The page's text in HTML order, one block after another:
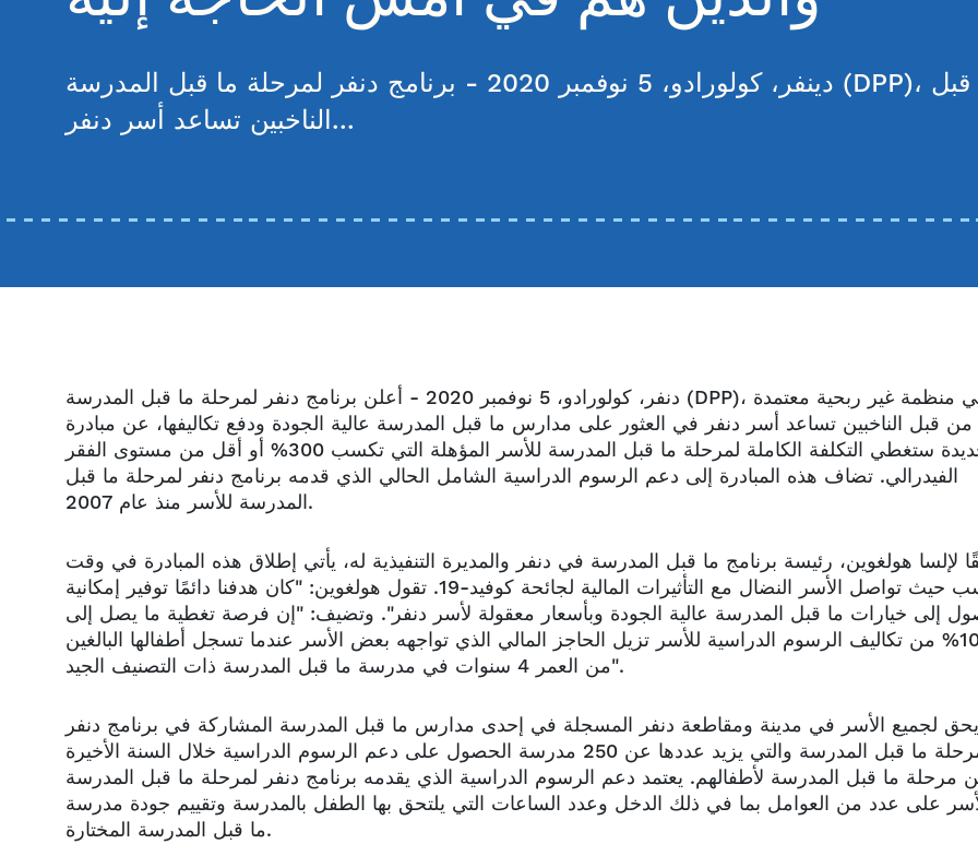
دينفر، كولورادو، 5 نوفمبر 2020 - برنامج دنفر لمرحلة ما قبل المدرسة (DPP)، وهي منظمة غير ربحية معتمدة من قبل
الناخبين تساعد أسر دنفر...
دنفر، كولورادو، 5 نوفمبر 2020 - أعلن برنامج دنفر لمرحلة ما قبل المدرسة (DPP)، وهي منظمة غير ربحية معتمدة
من قبل الناخبين تساعد أسر دنفر في العثور على مدارس ما قبل المدرسة عالية الجودة ودفع تكاليفها، عن مبادرة
جديدة ستغطي التكلفة الكاملة لمرحلة ما قبل المدرسة للأسر المؤهلة التي تكسب 300% أو أقل من مستوى الفقر
الفيدرالي. تضاف هذه المبادرة إلى دعم الرسوم الدراسية الشامل الحالي الذي قدمه برنامج دنفر لمرحلة ما قبل
المدرسة للأسر منذ عام 2007.
لإلسا هولغوين، رئيسة برنامج ما قبل المدرسة في دنفر والمديرة التنفيذية له، يأتي إطلاق هذه المبادرة في وقت
مناسب حيث تواصل الأسر النضال مع التأثيرات المالية لجائحة كوفيد-19. تقول هولغوين: "كان هدفنا دائمًا توفير إمكانية
إلى خيارات ما قبل المدرسة عالية الجودة وبأسعار معقولة لأسر دنفر". وتضيف: "إن فرصة تغطية ما يصل إلى
100% من تكاليف الرسوم الدراسية للأسر تزيل الحاجز المالي الذي تواجهه بعض الأسر عندما تسجل أطفالها البالغين
من العمر 4 سنوات في مدرسة ما قبل المدرسة ذات التصنيف الجيد".
يحق لجميع الأسر في مدينة ومقاطعة دنفر المسجلة في إحدى مدارس ما قبل المدرسة المشاركة في برنامج دنفر
لمرحلة ما قبل المدرسة والتي يزيد عددها عن 250 مدرسة الحصول على دعم الرسوم الدراسية خلال السنة الأخيرة
مرحلة ما قبل المدرسة لأطفالهم. يعتمد دعم الرسوم الدراسية الذي يقدمه برنامج دنفر لمرحلة ما قبل المدرسة
على عدد من العوامل بما في ذلك الدخل وعدد الساعات التي يلتحق بها الطفل بالمدرسة وتقييم جودة مدرسة
ما قبل المدرسة المختارة.